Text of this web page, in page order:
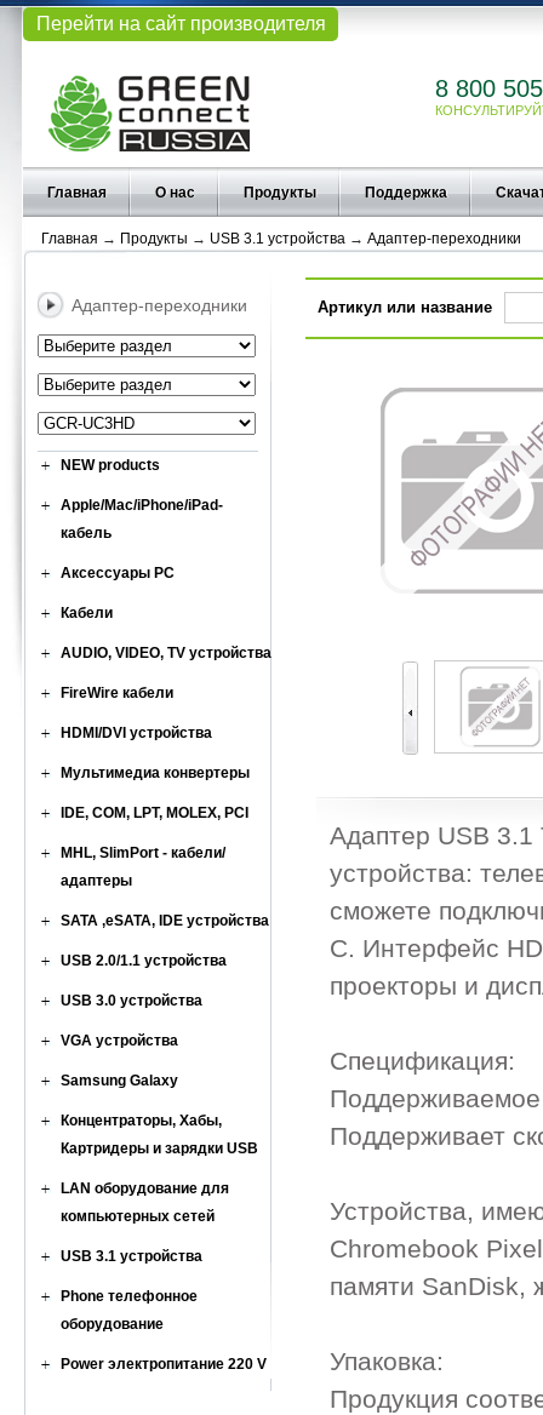
Перейти на сайт производителя
8 800
Главная О нас Продукты Поддержка
Главная → Продукты → USB 3.1 устройства → Адаптер-переходники
Адаптер-переходники
NEW products
Apple/Mac/iPhone/iPad-
кабель
Аксессуары PC
Кабели
AUDIO, VIDEO, TV устройства
FireWire кабели
HDMI/DVI устройства
Мультимедиа конвертеры
IDE, COM, LPT, MOLEX, PCI
MHL, SlimPort - кабели/
адаптеры
SATA ,eSATA, IDE устройства
USB 2.0/1.1 устройства
USB 3.0 устройства
VGA устройства
Samsung Galaxy
Концентраторы, Хабы,
Картридеры и зарядки USB
LAN оборудование для
компьютерных сетей
USB 3.1 устройства
Phone телефонное
оборудование
Power электропитание 220 V
Артикул или название
Адаптер USB
устройства:
сможете
C. Интерфейс
проекторы и
Спецификация:
Поддерживает
Устройства,
Chromebook
памяти SanDisk,
Упаковка:
Продукция